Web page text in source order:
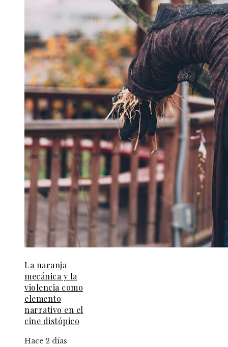
La naranja
mecánica y la
violencia como
elemento
narrativo en el
cine distópico
Hace 2 días